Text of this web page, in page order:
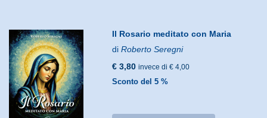
Il Rosario meditato con Maria
diRoberto Seregni
€ 3,80 invece di € 4,00
Sconto del 5 %